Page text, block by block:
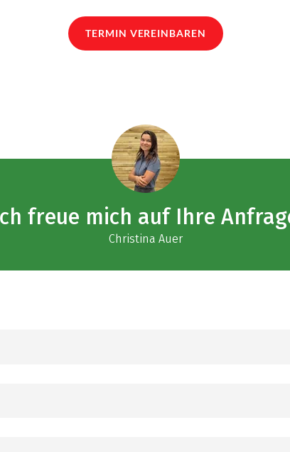
TERMIN VEREINBAREN
freue mich auf Ihre
Christina Auer